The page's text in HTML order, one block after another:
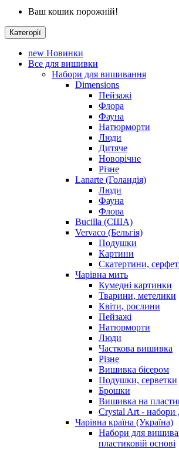
Ваш кошик порожній!
Категорії
new Новинки
Все для вишивки
Набори для вишивання
Dimensions
Пейзажі
Флора
Фауна
Натюрморти
Люди
Дитяче
Новорічне
Різне
Lanarte (Голандія)
Люди
Фауна
Флора
Bucilla (США)
Vervaco (Бельгія)
Подушки
Картини
Скатертини,
Чарiвна мить
Кумедні картинки
Тварини, метелики
Квіти, рослини
Пейзажі
Натюрморти
Люди
Часткова вишивка
Різне
Вишивка бісером
Подушки, серветки
Брошки
Вишивка на
Crystal Art -
Чарівна країна (Україна)
Набори для
пластиковій основі